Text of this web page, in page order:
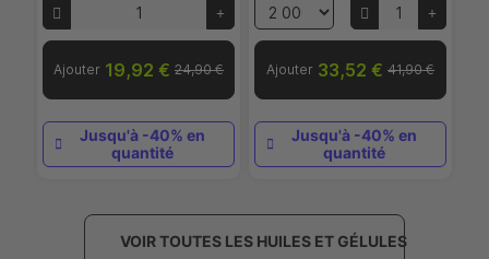
Ajouter 19,92 € 24,90 €
Jusqu'à -40% en
quantité
Ajouter 33,52 € 41,90 €
Jusqu'à -40% en
quantité
VOIR TOUTES LES HUILES ET GÉLULES